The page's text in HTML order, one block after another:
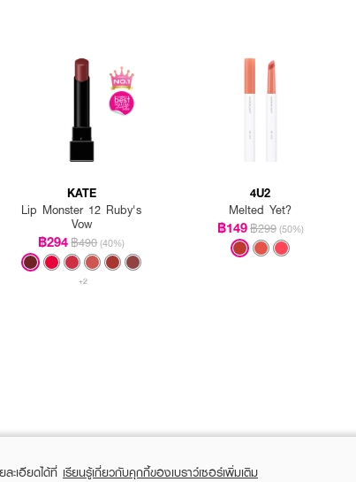
KATE
Lip Monster 12 Ruby's
Vow
฿294฿490 (40%)
+2
4U2
Melted Yet?
฿149฿299 (50%)
ะเอียดได้ที่ เรียนรู้เกี่ยวกับคุกกี้ของเบราว์เซอร์เพิ่มเติม